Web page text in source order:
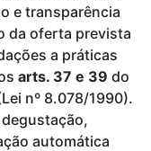
e transparência
da oferta prevista
a práticas
arts. 37 e 39 do
nº 8.078/1990).
automática